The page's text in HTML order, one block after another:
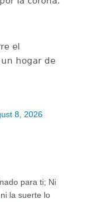
el
hogar de
8, 2026
para ti; Ni
la suerte lo